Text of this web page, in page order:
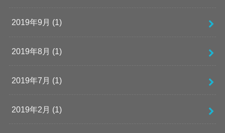
2019年9月 (1)
2019年8月 (1)
2019年7月 (1)
2019年2月 (1)